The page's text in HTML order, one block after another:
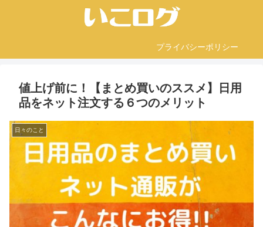
プライバシーポリシー
値上げ前に！【まとめ買いのススメ】日用
品をネット注文する６つのメリット
日々のこと